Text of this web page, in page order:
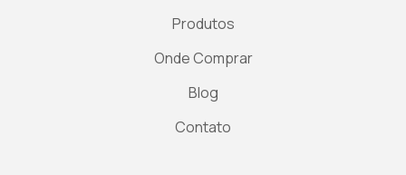
Produtos
Onde Comprar
Blog
Contato